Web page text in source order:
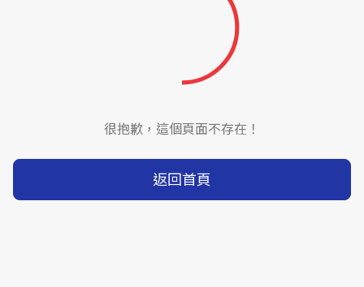
很抱歉，這個頁面不存在！
返回首頁